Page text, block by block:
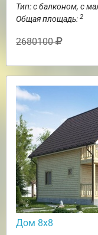
Тип: с балконом, с
Общая площадь: 2
2680100
Дом 8х8